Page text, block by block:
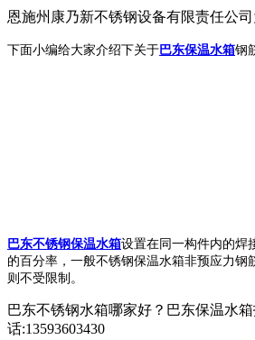
恩施州康乃新不锈钢设备有限责任公
下面小编给大家介绍下关于 巴东保温水箱钢
巴东不锈钢保温水箱设置在同一构件内的焊
的百分率，一般不锈钢保温水箱非预应力
则不受限制。
巴东不锈钢水箱哪家好？巴东保温水
话:13593603430